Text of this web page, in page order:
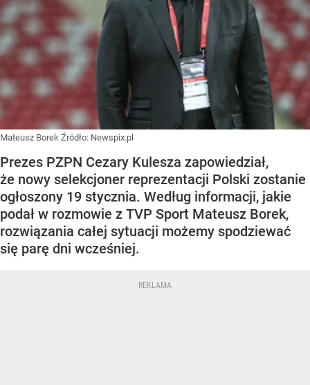
Mateusz Borek Źródło: Newspix.pl
Prezes PZPN Cezary Kulesza zapowiedział,
że nowy selekcjoner reprezentacji Polski zostanie
ogłoszony 19 stycznia. Według informacji, jakie
podał w rozmowie z TVP Sport Mateusz Borek,
rozwiązania całej sytuacji możemy spodziewać
się parę dni wcześniej.